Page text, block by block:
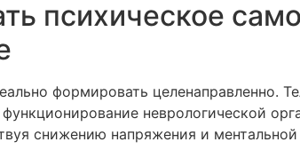
психическое
формировать целенаправленно.
неврологической
снижению напряжения и ментальной